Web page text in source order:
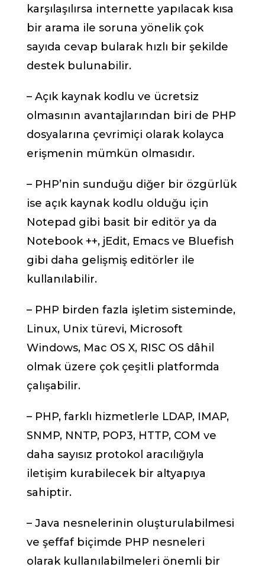
karşılaşılırsa internette yapılacak kısa
bir arama ile soruna yönelik çok
sayıda cevap bularak hızlı bir şekilde
destek bulunabilir.
– Açık kaynak kodlu ve ücretsiz
olmasının avantajlarından biri de PHP
dosyalarına çevrimiçi olarak kolayca
erişmenin mümkün olmasıdır.
– PHP’nin sunduğu diğer bir özgürlük
ise açık kaynak kodlu olduğu için
Notepad gibi basit bir editör ya da
Notebook ++, jEdit, Emacs ve Bluefish
gibi daha gelişmiş editörler ile
kullanılabilir.
– PHP birden fazla işletim sisteminde,
Linux, Unix türevi, Microsoft
Windows, Mac OS X, RISC OS dâhil
olmak üzere çok çeşitli platformda
çalışabilir.
– PHP, farklı hizmetlerle LDAP, IMAP,
SNMP, NNTP, POP3, HTTP, COM ve
daha sayısız protokol aracılığıyla
iletişim kurabilecek bir altyapıya
sahiptir.
– Java nesnelerinin oluşturulabilmesi
ve şeffaf biçimde PHP nesneleri
olarak kullanılabilmeleri önemli bir